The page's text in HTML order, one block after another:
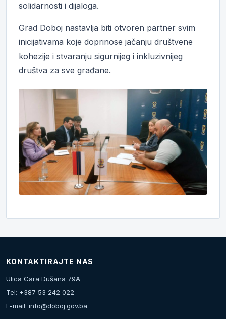
solidarnosti i dijaloga.
Grad Doboj nastavlja biti otvoren partner svim
inicijativama koje doprinose jačanju društvene
kohezije i stvaranju sigurnijeg i inkluzivnijeg
društva za sve građane.
KONTAKTIRAJTE NAS
Ulica Cara Dušana 79A
Tel: +387 53 242 022
E-mail: info@doboj.gov.ba